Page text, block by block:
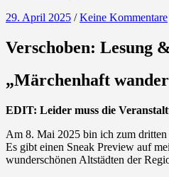
29. April 2025 / Keine Kommentare
Verschoben: Lesung
„Märchenhaft
EDIT: Leider muss die
Am 8. Mai 2025 bin ich zum
Es gibt einen Sneak Preview auf
wunderschönen Altstädten der